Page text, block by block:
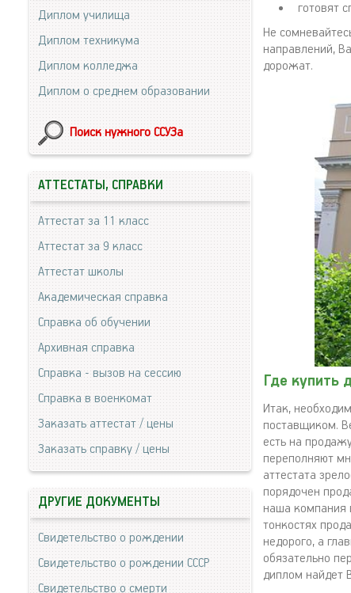
готовят
Не
направлений,
дорожат.
Где купить
Итак,
поставщиком.
есть на
переполняют
аттестата
порядочен
наша компания
тонкостях
недорого, а
обязательно
диплом найдет
Диплом училища
Диплом техникума
Диплом колледжа
Диплом о среднем образовании
Поиск нужного ССУЗа
АТТЕСТАТЫ, СПРАВКИ
Аттестат за 11 класс
Аттестат за 9 класс
Аттестат школы
Академическая справка
Справка об обучении
Архивная справка
Справка - вызов на сессию
Справка в военкомат
Заказать аттестат / цены
Заказать справку / цены
ДРУГИЕ ДОКУМЕНТЫ
Свидетельство о рождении
Свидетельство о рождении СССР
Свидетельство о смерти